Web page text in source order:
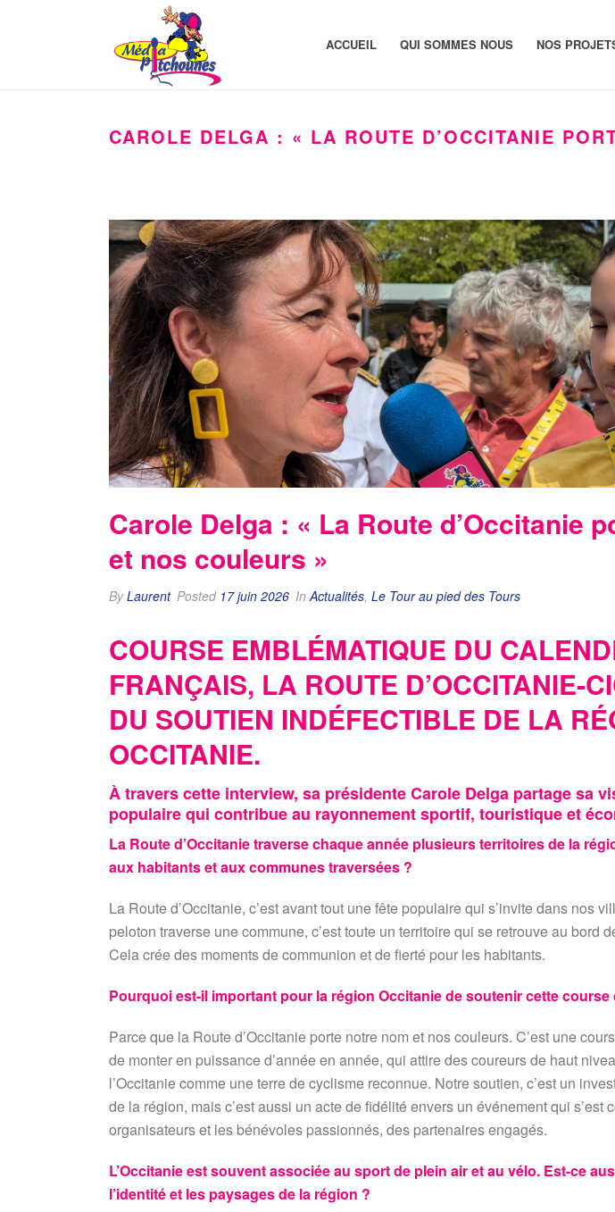
ACCUEIL QUI SOMMES NOUS NOS
CAROLE DELGA : « LA ROUTE D’OCCITANIE
Carole Delga : « La Route d’Occitanie
et nos couleurs »
ByLaurent Posted 17 juin 2026 InActualités, Le Tour au pied des Tours
COURSE EMBLÉMATIQUE DU
FRANÇAIS, LA ROUTE D’OCCITANIE-
DU SOUTIEN INDÉFECTIBLE DE LA
OCCITANIE.
À travers cette interview, sa présidenteCarole Delga partage sa
populaire qui contribue au rayonnement sportif, touristique et
La Route d’Occitanie traverse chaque année plusieurs territoires de la
aux habitants et aux communes traversées ?
La Route d’Occitanie, c’est avant tout une fête populaire qui s’invite dans nos
peloton traverse une commune, c’est toute un territoire qui se retrouve au bord
Cela crée des moments de communion et de fierté pour les habitants.
Pourquoi est-il important pour la région Occitanie de soutenir cette course
Parce que la Route d’Occitanie porte notre nom et nos couleurs. C’est une
de monter en puissance d’année en année, qui attire des coureurs de haut
l’Occitanie comme une terre de cyclisme reconnue. Notre soutien, c’est un
de la région, mais c’est aussi un acte de fidélité envers un événement qui s’est
organisateurs et les bénévoles passionnés, des partenaires engagés.
L’Occitanie est souvent associée au sport de plein air et au vélo. Est-ce
l’identité et les paysages de la région ?